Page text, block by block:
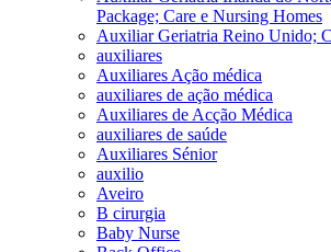
Package; Care e Nursing Homes
Auxiliar Geriatria Reino Unido;
auxiliares
Auxiliares Ação médica
auxiliares de ação médica
Auxiliares de Acção Médica
auxiliares de saúde
Auxiliares Sénior
auxilio
Aveiro
B cirurgia
Baby Nurse